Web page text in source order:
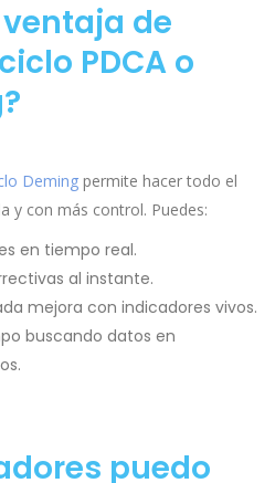
de
PDCA o
Deming permite hacer todo el
y con más control. Puedes:
en tiempo real.
al instante.
mejora con indicadores vivos.
buscando datos en
puedo